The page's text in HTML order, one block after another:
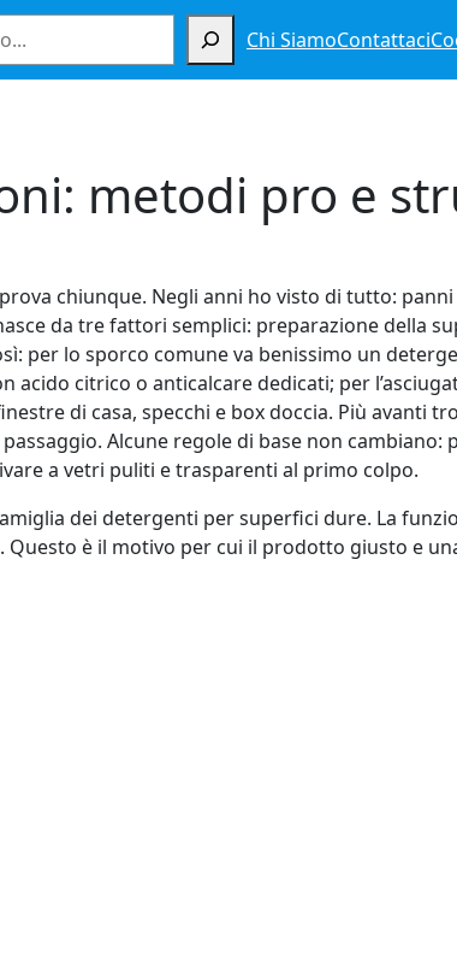
Chi SiamoContattaci
metodi pro e
chiunque. Negli anni ho visto di tutto:
da tre fattori semplici: preparazione della
per lo sporco comune va benissimo un
acido citrico o anticalcare dedicati; per
di casa, specchi e box doccia. Più avanti
Alcune regole di base non cambiano:
a vetri puliti e trasparenti al primo colpo.
dei detergenti per superfici dure. La
è il motivo per cui il prodotto giusto e